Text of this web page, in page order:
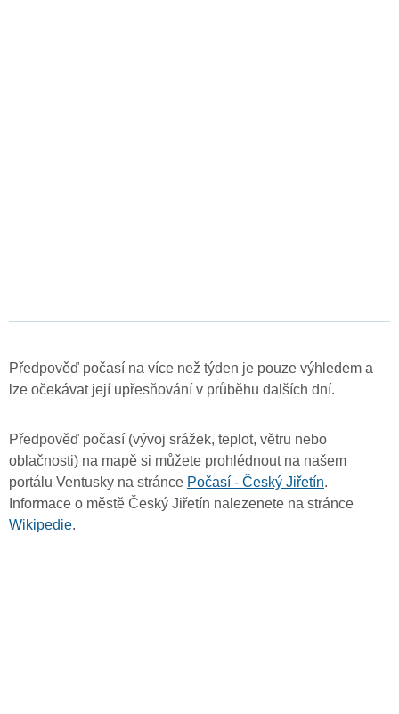
Předpověď počasí na více než týden je pouze výhledem a
lze očekávat její upřesňování v průběhu dalších dní.
Předpověď počasí (vývoj srážek, teplot, větru nebo
oblačnosti) na mapě si můžete prohlédnout na našem
portálu Ventusky na stránce Počasí - Český Jiřetín.
Informace o městě Český Jiřetín nalezenete na stránce
Wikipedie.